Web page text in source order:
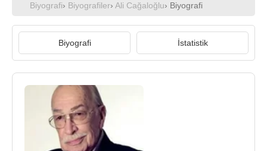
Biyografi› Biyografiler› Ali Cağaloğlu› Biyografi
Biyografi İstatistik